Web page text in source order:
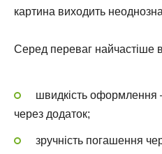
картина виходить
Серед переваг найчастіше
швидкість
через додаток;
зручність погашення